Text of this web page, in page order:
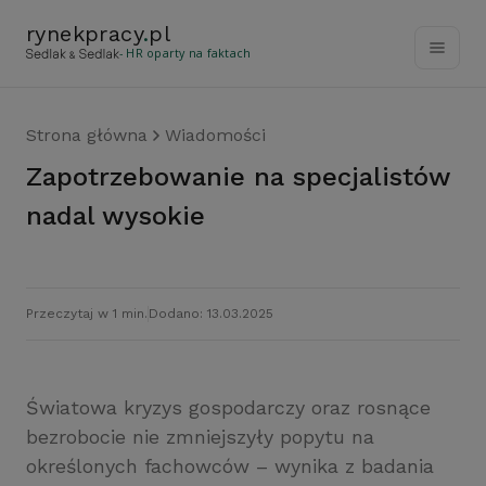
rynekpracy.pl
- HR oparty na faktach
Strona główna Wiadomości
Zapotrzebowanie na specjalistów
nadal wysokie
Przeczytaj w 1 min. Dodano: 13.03.2025
Światowa kryzys gospodarczy oraz rosnące
bezrobocie nie zmniejszyły popytu na
określonych fachowców – wynika z badania